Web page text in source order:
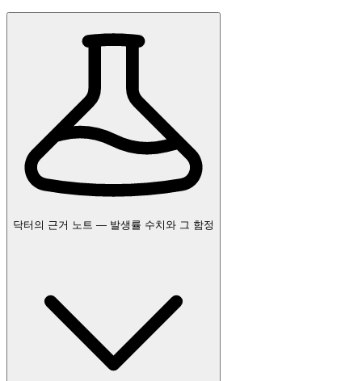
닥터의 근거 노트 — 발생률 수치와 그 함정